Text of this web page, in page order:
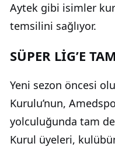
Aytek gibi isimler
temsilini sağlıyor.
SÜPER LİG’E
Yeni sezon öncesi
Kurulu’nun,
yolculuğunda tam
Kurul üyeleri,